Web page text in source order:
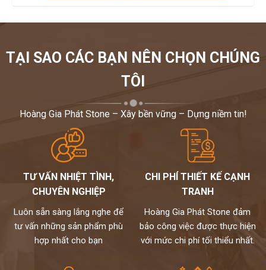
TẠI SAO CÁC BẠN NÊN CHỌN CHÚNG
TÔI
Hoàng Gia Phát Stone – Xây bền vững – Dựng niềm tin!
TƯ VẤN NHIỆT TÌNH,
CHUYÊN NGHIỆP
Luôn sẵn sàng lắng nghe để
tư vấn những sản phẩm phù
hợp nhất cho bạn
CHI PHÍ THIẾT KẾ CẠNH
TRANH
Hoàng Gia Phát Stone đảm
bảo công việc được thực hiện
với mức chi phí tối thiểu nhất.